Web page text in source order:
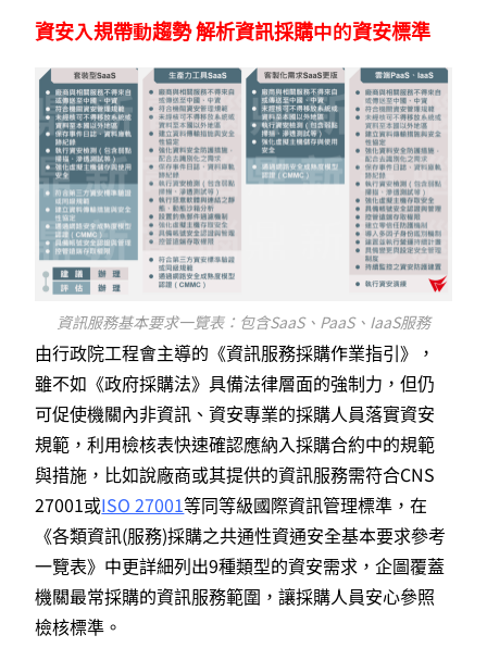
資安入規帶動趨勢 解析資訊採購中的資安標準
資訊服務基本要求一覽表：包含SaaS、PaaS、IaaS服務
由行政院工程會主導的《資訊服務採購作業指引》，
雖不如《政府採購法》具備法律層面的強制力，但仍
可促使機關內非資訊、資安專業的採購人員落實資安
規範，利用檢核表快速確認應納入採購合約中的規範
與措施，比如說廠商或其提供的資訊服務需符合CNS
27001或ISO 27001等同等級國際資訊管理標準，在
《各類資訊(服務)採購之共通性資通安全基本要求參考
一覽表》中更詳細列出9種類型的資安需求，企圖覆蓋
機關最常採購的資訊服務範圍，讓採購人員安心參照
檢核標準。